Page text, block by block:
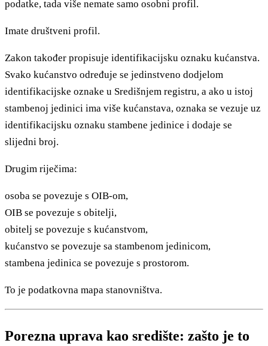
podatke, tada više nemate samo osobni profil.
Imate društveni profil.
Zakon također propisuje identifikacijsku oznaku kućanstva.
Svako kućanstvo određuje se jedinstveno dodjelom
identifikacijske oznake u Središnjem registru, a ako u istoj
stambenoj jedinici ima više kućanstava, oznaka se vezuje uz
identifikacijsku oznaku stambene jedinice i dodaje se
slijedni broj.
Drugim riječima:
osoba se povezuje s OIB-om,
OIB se povezuje s obitelji,
obitelj se povezuje s kućanstvom,
kućanstvo se povezuje sa stambenom jedinicom,
stambena jedinica se povezuje s prostorom.
To je podatkovna mapa stanovništva.
Porezna uprava kao središte: zašto je to